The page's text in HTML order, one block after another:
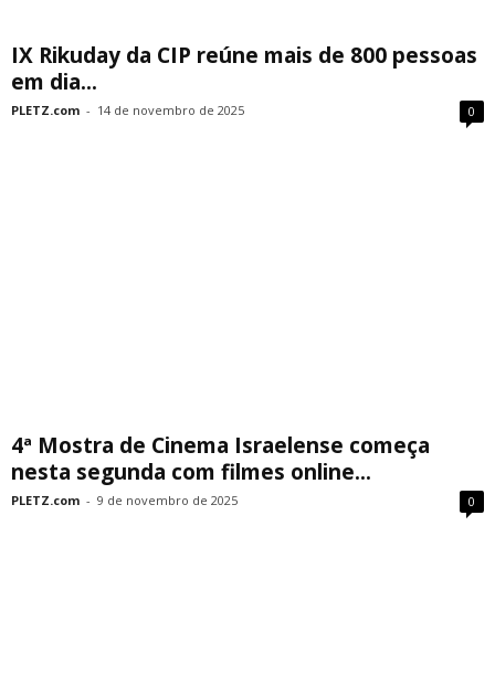
IX Rikuday da CIP reúne mais de 800 pessoas
em dia...
PLETZ.com - 14 de novembro de 2025 0
4ª Mostra de Cinema Israelense começa
nesta segunda com filmes online...
PLETZ.com - 9 de novembro de 2025 0